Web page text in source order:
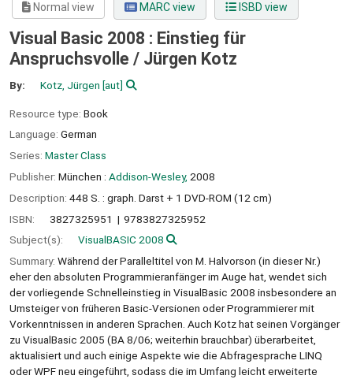
Normal view MARC view ISBD view
Visual Basic 2008 : Einstieg für
Anspruchsvolle / Jürgen Kotz
By: Kotz, Jürgen [aut]
Resource type: Book
Language: German
Series: Master Class
Publisher: München : Addison-Wesley, 2008
Description: 448 S. : graph. Darst + 1 DVD-ROM (12 cm)
ISBN:
3827325951
9783827325952
Subject(s):
VisualBASIC 2008
Summary: Während der Paralleltitel von M. Halvorson (in dieser Nr.)
eher den absoluten Programmieranfänger im Auge hat, wendet sich
der vorliegende Schnelleinstieg in VisualBasic 2008 insbesondere an
Umsteiger von früheren Basic-Versionen oder Programmierer mit
Vorkenntnissen in anderen Sprachen. Auch Kotz hat seinen Vorgänger
zu VisualBasic 2005 (BA 8/06; weiterhin brauchbar) überarbeitet,
aktualisiert und auch einige Aspekte wie die Abfragesprache LINQ
oder WPF neu eingeführt, sodass die im Umfang leicht erweiterte